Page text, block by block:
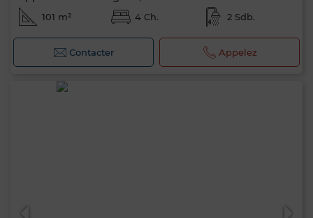
101 m² 4 Ch. 2 Sdb.
Contacter Appelez